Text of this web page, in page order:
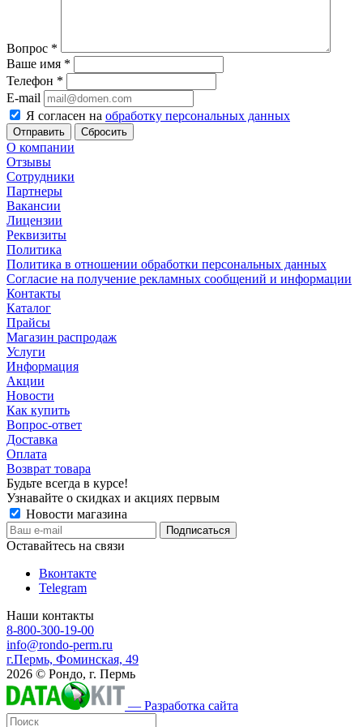
Вопрос *
Ваше имя *
Телефон *
E-mail
Я согласен на обработку персональных данных
Сбросить
О компании
Отзывы
Сотрудники
Партнеры
Вакансии
Лицензии
Реквизиты
Политика
Политика в отношении обработки персональных данных
Согласие на получение рекламных сообщений и информации
Контакты
Каталог
Прайсы
Магазин распродаж
Услуги
Информация
Акции
Новости
Как купить
Вопрос-ответ
Доставка
Оплата
Возврат товара
Будьте всегда в курсе!
Узнавайте о скидках и акциях первым
Новости магазина
Оставайтесь на связи
Вконтакте
Telegram
Наши контакты
8-800-300-19-00
info@rondo-perm.ru
г.Пермь, Фоминская, 49
2026 © Рондо, г. Пермь
— Разработка сайта